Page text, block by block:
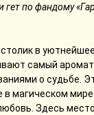
гет по фандому
в
самый
о судьбе.
в магическом
Здесь